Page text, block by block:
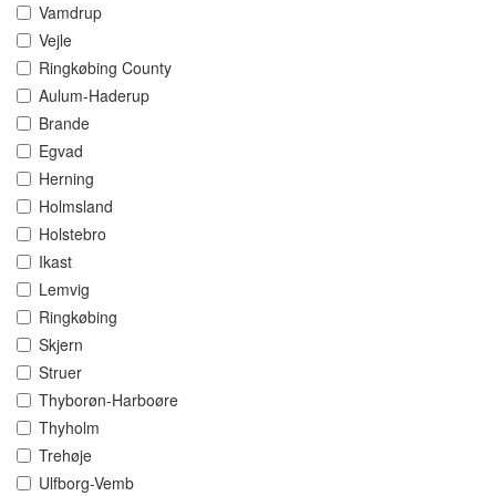
Vamdrup
Vejle
Ringkøbing County
Aulum-Haderup
Brande
Egvad
Herning
Holmsland
Holstebro
Ikast
Lemvig
Ringkøbing
Skjern
Struer
Thyborøn-Harboøre
Thyholm
Trehøje
Ulfborg-Vemb